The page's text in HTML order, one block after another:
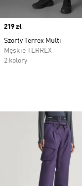
Price
219 zł
Szorty Terrex Multi
Męskie TERREX
2 kolory